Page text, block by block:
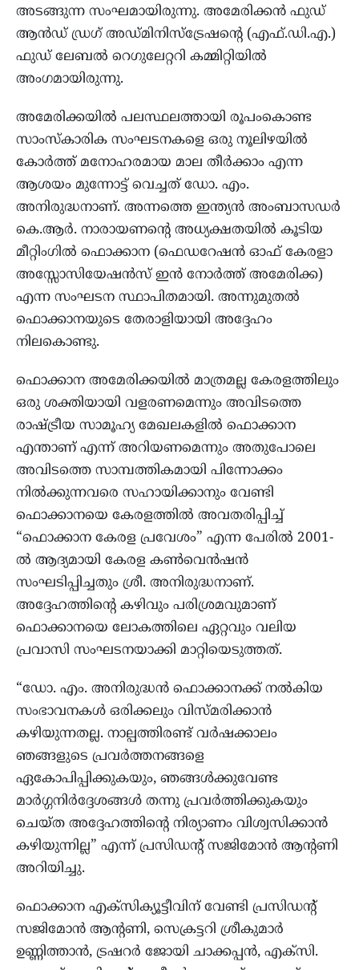
അടങ്ങുന്ന സംഘമായിരുന്നു. അമേരിക്കൻ ഫുഡ്
ആൻഡ് ഡ്രഗ് അഡ്മിനിസ്ട്രേഷൻ്റെ (എഫ്.ഡി.എ.)
ഫുഡ് ലേബൽ റെഗുലേറ്ററി കമ്മിറ്റിയിൽ
അംഗമായിരുന്നു.
അമേരിക്കയിൽ പലസ്ഥലത്തായി രൂപംകൊണ്ട
സാംസ്കാരിക സംഘടനകളെ ഒരു നൂലിഴയിൽ
കോർത്ത് മനോഹരമായ മാല തീർക്കാം എന്ന
ആശയം മുന്നോട്ട് വെച്ചത് ഡോ. എം.
അനിരുദ്ധനാണ്. അന്നത്തെ ഇന്ത്യൻ അംബാസഡർ
കെ.ആർ. നാരായണന്റെ അധ്യക്ഷതയിൽ കൂടിയ
മീറ്റിംഗിൽ ഫൊക്കാന (ഫെഡറേഷൻ ഓഫ് കേരളാ
അസ്സോസിയേഷൻസ് ഇൻ നോർത്ത് അമേരിക്ക)
എന്ന സംഘടന സ്ഥാപിതമായി. അന്നുമുതൽ
ഫൊക്കാനയുടെ തേരാളിയായി അദ്ദേഹം
നിലകൊണ്ടു.
ഫൊക്കാന അമേരിക്കയിൽ മാത്രമല്ല കേരളത്തിലും
ഒരു ശക്തിയായി വളരണമെന്നും അവിടത്തെ
രാഷ്ട്രീയ സാമൂഹ്യ മേഖലകളിൽ ഫൊക്കാന
എന്താണ് എന്ന് അറിയണമെന്നും അതുപോലെ
അവിടത്തെ സാമ്പത്തികമായി പിന്നോക്കം
നിൽക്കുന്നവരെ സഹായിക്കാനും വേണ്ടി
ഫൊക്കാനയെ കേരളത്തിൽ അവതരിപ്പിച്ച്
“ഫൊക്കാന കേരള പ്രവേശം” എന്ന പേരിൽ 2001-
ൽ ആദ്യമായി കേരള കൺവെൻഷൻ
സംഘടിപ്പിച്ചതും ശ്രീ. അനിരുദ്ധനാണ്.
അദ്ദേഹത്തിന്റെ കഴിവും പരിശ്രമവുമാണ്
ഫൊക്കാനയെ ലോകത്തിലെ ഏറ്റവും വലിയ
പ്രവാസി സംഘടനയാക്കി മാറ്റിയെടുത്തത്.
“ഡോ. എം. അനിരുദ്ധൻ ഫൊക്കാനക്ക് നൽകിയ
സംഭാവനകൾ ഒരിക്കലും വിസ്മരിക്കാൻ
കഴിയുന്നതല്ല. നാല്പത്തിരണ്ട് വർഷക്കാലം
ഞങ്ങളുടെ പ്രവർത്തനങ്ങളെ
ഏകോപിപ്പിക്കുകയും, ഞങ്ങൾക്കുവേണ്ട
മാർഗ്ഗനിർദ്ദേശങ്ങൾ തന്നു പ്രവർത്തിക്കുകയും
ചെയ്ത അദ്ദേഹത്തിന്റെ നിര്യാണം വിശ്വസിക്കാൻ
കഴിയുന്നില്ല” എന്ന് പ്രസിഡന്റ് സജിമോൻ ആന്റണി
അറിയിച്ചു.
ഫൊക്കാന എക്സിക്യൂട്ടീവിന് വേണ്ടി പ്രസിഡന്റ്
സജിമോൻ ആന്റണി, സെക്രട്ടറി ശ്രീകുമാർ
ഉണ്ണിത്താൻ, ട്രഷറർ ജോയി ചാക്കപ്പൻ, എക്സി.